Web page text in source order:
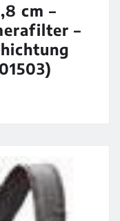
cm –
–